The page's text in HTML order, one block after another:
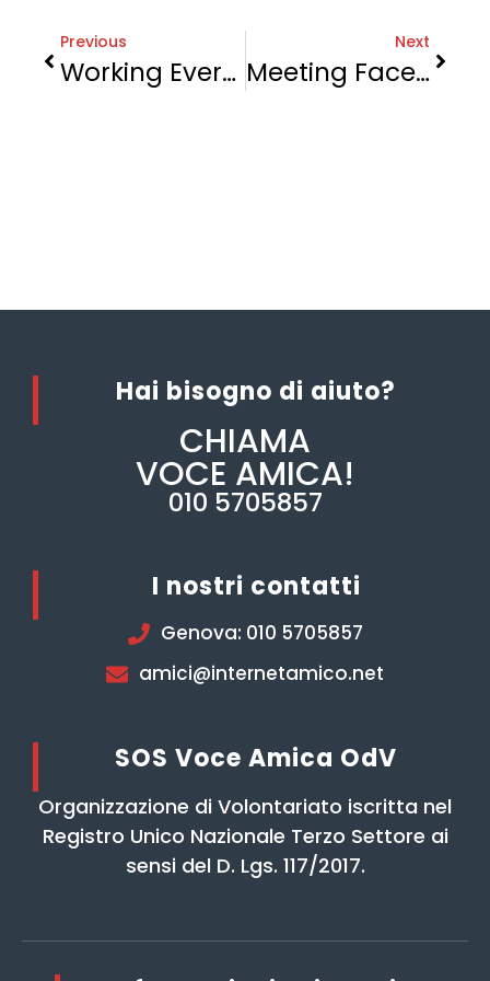
Previous
Working Everywhere. Any Time. Any Place.
Next
Meeting Face To Face Is The First Step To Success.
Hai bisogno di aiuto?
CHIAMA
VOCE AMICA!
010 5705857
I nostri contatti
Genova: 010 5705857
amici@internetamico.net
SOS Voce Amica OdV
Organizzazione di Volontariato iscritta nel
Registro Unico Nazionale Terzo Settore ai
sensi del D. Lgs. 117/2017.